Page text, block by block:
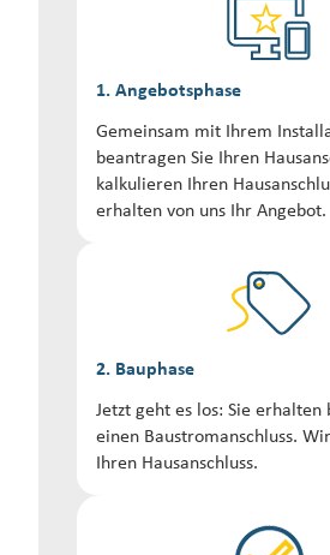
1. Angebotsphase
Gemeinsam mit Ihrem
beantragen Sie Ihren
kalkulieren Ihren
erhalten von uns Ihr Angebot.
2. Bauphase
Jetzt geht es los: Sie erhalten
einen Baustromanschluss.
Ihren Hausanschluss.